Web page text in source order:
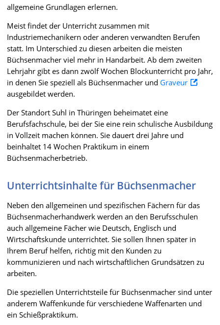
allgemeine Grundlagen erlernen.
Meist findet der Unterricht zusammen mit
Industriemechanikern oder anderen verwandten Berufen
statt. Im Unterschied zu diesen arbeiten die meisten
Büchsenmacher viel mehr in Handarbeit. Ab dem zweiten
Lehrjahr gibt es dann zwölf Wochen Blockunterricht pro Jahr,
in denen Sie speziell als Büchsenmacher und Graveur
ausgebildet werden.
Der Standort Suhl in Thüringen beheimatet eine
Berufsfachschule, bei der Sie eine rein schulische Ausbildung
in Vollzeit machen können. Sie dauert drei Jahre und
beinhaltet 14 Wochen Praktikum in einem
Büchsenmacherbetrieb.
Unterrichtsinhalte für Büchsenmacher
Neben den allgemeinen und spezifischen Fächern für das
Büchsenmacherhandwerk werden an den Berufsschulen
auch allgemeine Fächer wie Deutsch, Englisch und
Wirtschaftskunde unterrichtet. Sie sollen Ihnen später in
Ihrem Beruf helfen, richtig mit den Kunden zu
kommunizieren und nach wirtschaftlichen Grundsätzen zu
arbeiten.
Die speziellen Unterrichtsteile für Büchsenmacher sind unter
anderem Waffenkunde für verschiedene Waffenarten und
ein Schießpraktikum.